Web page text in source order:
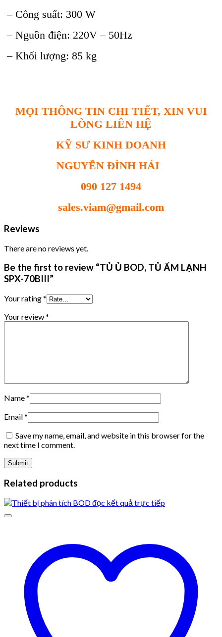
– Công suất: 300 W
– Nguồn điện: 220V – 50Hz
– Khối lượng: 85 kg
MỌI THÔNG TIN CHI TIẾT, XIN VUI
LÒNG LIÊN HỆ
KỸ SƯ KINH DOANH
NGUYỄN ĐÌNH HẢI
090 127 1494
sales.viam@gmail.com
Reviews
There are no reviews yet.
Be the first to review “TỦ Ủ BOD, TỦ ẤM LẠNH
SPX-70BIII”
Your rating*
Your review*
Name*
Email*
Save my name, email, and website in this browser for the
next time I comment.
Related products